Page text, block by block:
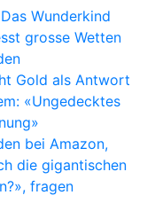
Wunderkind
grosse Wetten
Gold als Antwort
«Ungedecktes
bei Amazon,
die gigantischen
fragen